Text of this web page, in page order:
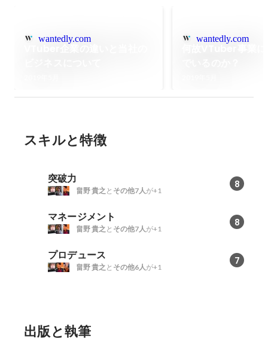
wantedly.com wantedly.com
スキルと特徴
突破力 8
畠野 貴之 と その他7人が+1
マネージメント 8
畠野 貴之 と その他7人が+1
プロデュース 7
畠野 貴之 と その他6人が+1
出版と執筆